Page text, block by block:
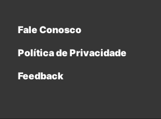
Fale Conosco
Política de Privacidade
Feedback